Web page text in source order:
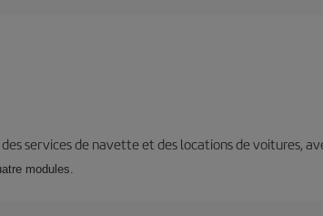
services de navette et des locations de voitures,
modules.